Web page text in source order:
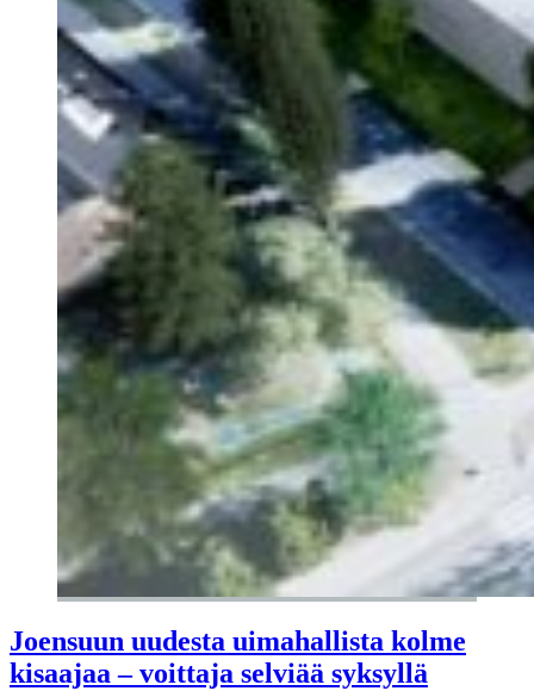
Joensuun uudesta uimahallista kolme
kisaajaa – voittaja selviää syksyllä